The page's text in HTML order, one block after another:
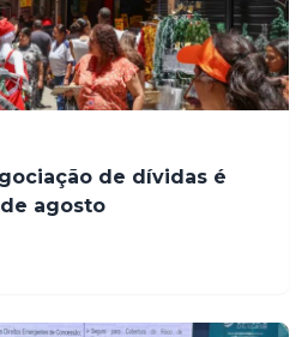
de dívidas é
agosto